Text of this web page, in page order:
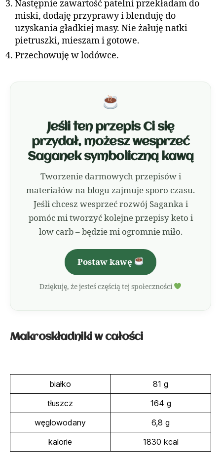
Następnie zawartość patelni przekładam do
miski, dodaję przyprawy i blenduję do
uzyskania gładkiej masy. Nie żałuję natki
pietruszki, mieszam i gotowe.
Przechowuję w lodówce.
Jeśli ten przepis Ci się
przydał, możesz wesprzeć
Saganek symboliczną kawą
Tworzenie darmowych przepisów i
materiałów na blogu zajmuje sporo czasu.
Jeśli chcesz wesprzeć rozwój Saganka i
pomóc mi tworzyć kolejne przepisy keto i
low carb – będzie mi ogromnie miło.
Postaw kawę
Dziękuję, że jesteś częścią tej społeczności
Makroskładnikiw całości
białko
81 g
tłuszcz
164 g
węglowodany
6,8 g
kalorie
1830 kcal